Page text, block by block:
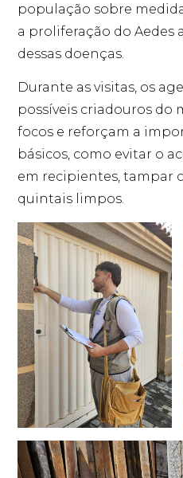
população sobre
a proliferação do Aedes
dessas doenças.
Durante as visitas, os
possíveis criadouros do
focos e reforçam a
básicos, como evitar o
em recipientes, tampar
quintais limpos.